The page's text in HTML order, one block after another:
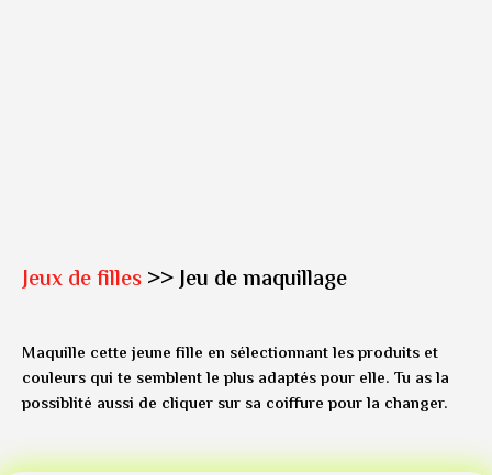
Jeux de filles>> Jeu de maquillage
Maquille cette jeune fille en sélectionnant les produits et
couleurs qui te semblent le plus adaptés pour elle. Tu as la
possiblité aussi de cliquer sur sa coiffure pour la changer.